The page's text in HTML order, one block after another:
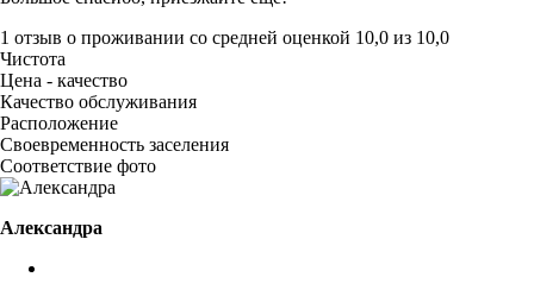
1 отзыв о проживании со средней оценкой 10,0 из 10,0
Чистота
Цена - качество
Качество обслуживания
Расположение
Своевременность заселения
Соответствие фото
Александра